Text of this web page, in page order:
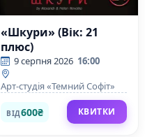
«Шкури» (Вік: 21
плюс)
9 серпня 2026 16:00
Арт-студія «Темний Софіт»
ВІД600₴ КВИТКИ